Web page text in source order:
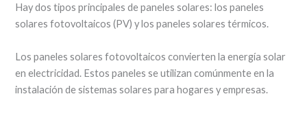
Hay dos tipos principales de paneles solares: los paneles
solares fotovoltaicos (PV) y los paneles solares térmicos.
Los paneles solares fotovoltaicos convierten la energía solar
en electricidad. Estos paneles se utilizan comúnmente en la
instalación de sistemas solares para hogares y empresas.